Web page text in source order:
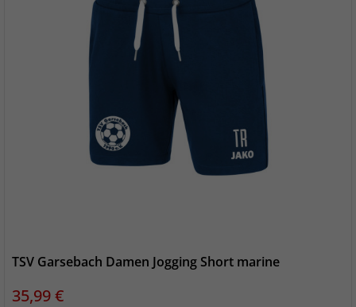
TSV Garsebach Damen Jogging Short marine
Preis
35,99 €